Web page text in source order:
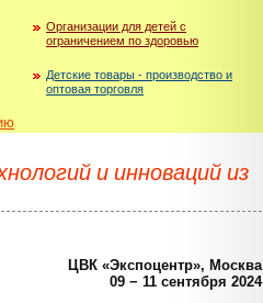
Организации для детей с
ограничением по здоровью
Детские товары - производство и
оптовая торговля
и инноваций из
ЦВК «Экспоцентр», Москва
09 − 11 сентября 2024